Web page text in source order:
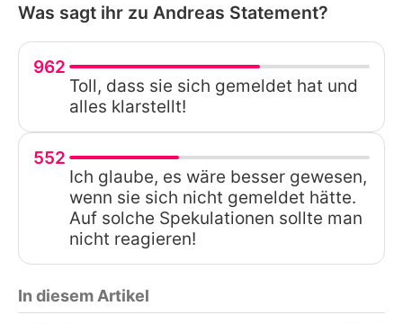
Was sagt ihr zu Andreas Statement?
962
Toll, dass sie sich gemeldet hat und
alles klarstellt!
552
Ich glaube, es wäre besser gewesen,
wenn sie sich nicht gemeldet hätte.
Auf solche Spekulationen sollte man
nicht reagieren!
In diesem Artikel